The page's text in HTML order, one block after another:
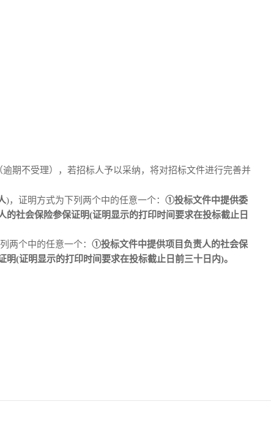
期不受理），若招标人予以采纳，将对招标文件进行完善并
)，证明方式为下列两个中的任意一个： ①投标文件中提供委
社会保险参保证明(证明显示的打印时间要求在投标截止日
两个中的任意一个： ①投标文件中提供项目负责人的社会保
(证明显示的打印时间要求在投标截止日前三十日内)。